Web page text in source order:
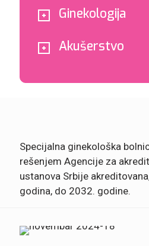
Ginekologija
Akušerstvo
Specijalna ginekološka
rešenjem Agencije za
ustanova Srbije
godina, do 2032. godine.